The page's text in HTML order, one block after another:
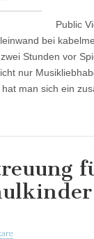
Public
bei
Stunden vor
nur
man sich ein